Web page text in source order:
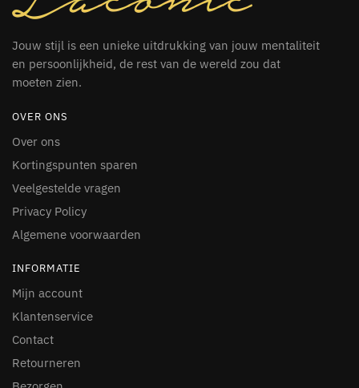
Jouw stijl is een unieke uitdrukking van jouw mentaliteit
en persoonlijkheid, de rest van de wereld zou dat
moeten zien.
OVER ONS
Over ons
Kortingspunten sparen
Veelgestelde vragen
Privacy Policy
Algemene voorwaarden
INFORMATIE
Mijn account
Klantenservice
Contact
Retourneren